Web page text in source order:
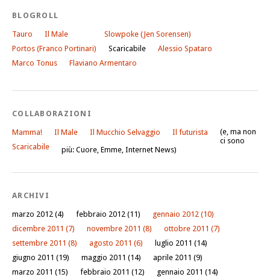
BLOGROLL
Tauro Il Male
Slowpoke (Jen Sorensen)
Portos (Franco Portinari)
Scaricabile
Alessio Spataro
Marco Tonus
Flaviano Armentaro
COLLABORAZIONI
Mamma! Il Male Il Mucchio Selvaggio
Il futurista
Scaricabile
(e, ma non
ci sono
più: Cuore, Emme, Internet News)
ARCHIVI
marzo 2012 (4) febbraio 2012 (11) gennaio 2012 (10)
dicembre 2011 (7) novembre 2011 (8) ottobre 2011 (7)
settembre 2011 (8) agosto 2011 (6) luglio 2011 (14)
giugno 2011 (19) maggio 2011 (14) aprile 2011 (9)
marzo 2011 (15) febbraio 2011 (12) gennaio 2011 (14)